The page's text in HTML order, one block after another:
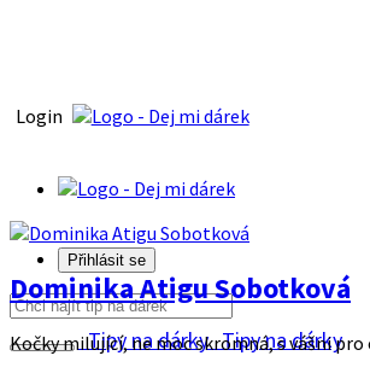
Login
Přihlásit se
Tipy na dárkyTipy na dárky
Dominika Atigu Sobotková
Kočky milující, ne moc skromná, s vášni pro